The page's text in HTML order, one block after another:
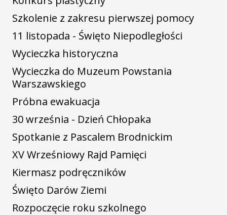
Szkolenie z zakresu pierwszej pomocy
11 listopada - Święto Niepodległości
Wycieczka historyczna
Wycieczka do Muzeum Powstania
Warszawskiego
Próbna ewakuacja
30 września - Dzień Chłopaka
Spotkanie z Pascalem Brodnickim
XV Wrześniowy Rajd Pamięci
Kiermasz podręczników
Święto Darów Ziemi
Rozpoczęcie roku szkolnego